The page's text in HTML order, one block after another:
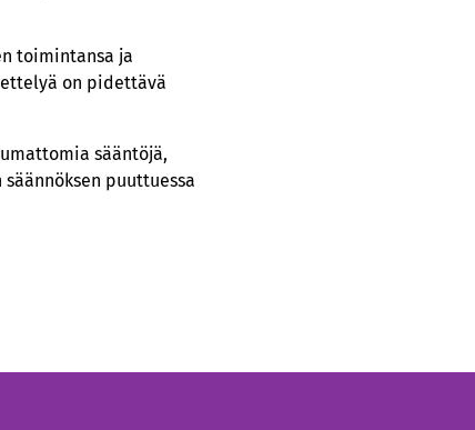
toimintansa ja
on pidettävä
sääntöjä,
puuttuessa